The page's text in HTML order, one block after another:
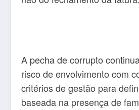
A pecha de corrupto
risco de envolvimento com
critérios de gestão para
baseada na presença de